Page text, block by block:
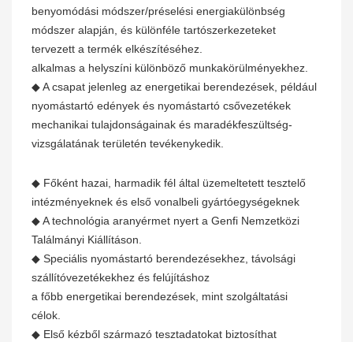
benyomódási módszer/préselési energiakülönbség
módszer alapján, és különféle tartószerkezeteket
tervezett a termék elkészítéséhez.
alkalmas a helyszíni különböző munkakörülményekhez.
◆ A csapat jelenleg az energetikai berendezések, például
nyomástartó edények és nyomástartó csővezetékek
mechanikai tulajdonságainak és maradékfeszültség-
vizsgálatának területén tevékenykedik.
◆ Főként hazai, harmadik fél által üzemeltetett tesztelő
intézményeknek és első vonalbeli gyártóegységeknek
◆ A technológia aranyérmet nyert a Genfi Nemzetközi
Találmányi Kiállításon.
◆ Speciális nyomástartó berendezésekhez, távolsági
szállítóvezetékekhez és felújításhoz
a főbb energetikai berendezések, mint szolgáltatási
célok.
◆ Első kézből származó tesztadatokat biztosíthat